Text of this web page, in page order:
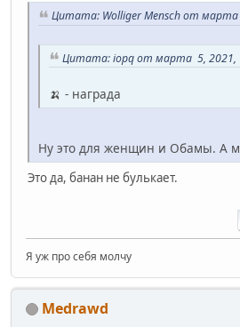
Цитата: Wolliger Mensch от марта
Цитата: iopq от марта 5, 2021,
🍌 - награда
Ну это для женщин и Обамы. А
Это да, банан не булькает.
Я уж про себя молчу
Medrawd